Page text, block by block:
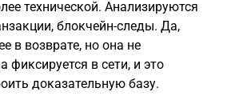
технической. Анализируются
блокчейн-следы. Да,
в возврате, но она не
фиксируется в сети, и это
доказательную базу.